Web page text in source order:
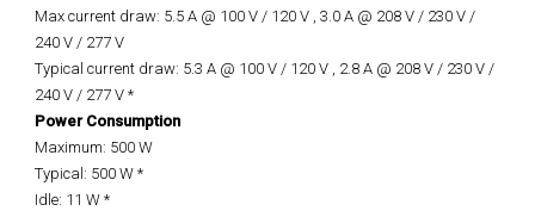
Max current draw: 5.5 A @ 100 V / 120 V , 3.0 A @ 208 V / 230 V /
240 V / 277 V
Typical current draw: 5.3 A @ 100 V / 120 V , 2.8 A @ 208 V / 230 V /
240 V / 277 V *
Power Consumption
Maximum: 500 W
Typical: 500 W *
Idle: 11 W *